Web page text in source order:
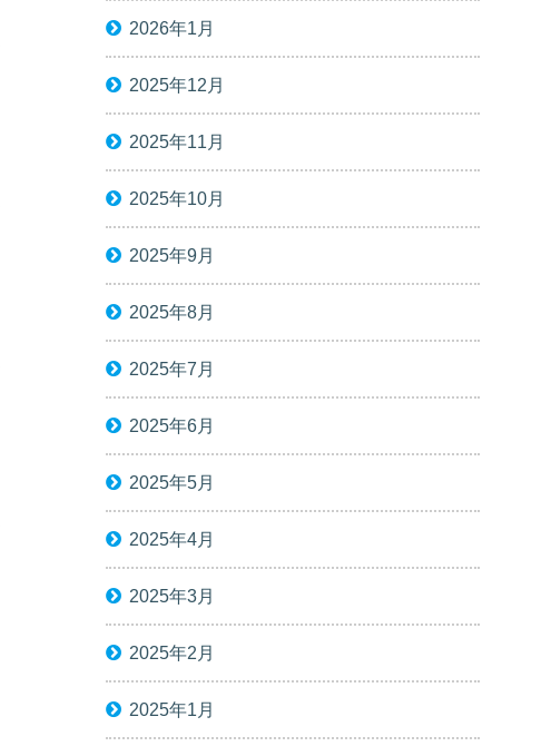
2026年1月
2025年12月
2025年11月
2025年10月
2025年9月
2025年8月
2025年7月
2025年6月
2025年5月
2025年4月
2025年3月
2025年2月
2025年1月